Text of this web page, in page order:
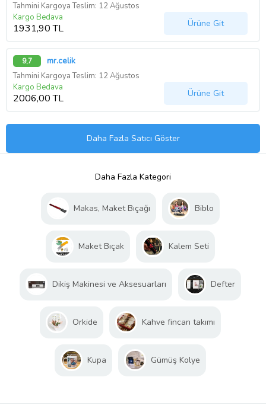
Tahmini Kargoya Teslim: 12 Ağustos
Kargo Bedava
1931,90 TL Ürüne Git
9,7 mr.celik
Tahmini Kargoya Teslim: 12 Ağustos
Kargo Bedava
2006,00 TL Ürüne Git
Daha Fazla Satıcı Göster
Daha Fazla Kategori
Makas, Maket Bıçağı Biblo
Maket Bıçak Kalem Seti
Dikiş Makinesi ve Aksesuarları Defter
Orkide Kahve fincan takımı
Kupa Gümüş Kolye